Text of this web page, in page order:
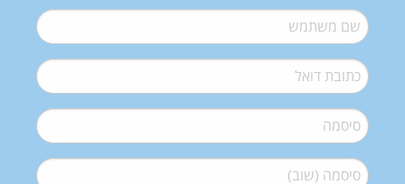
שם משתמש*
דואל*
סיסמה*
סיסמה (שוב)*